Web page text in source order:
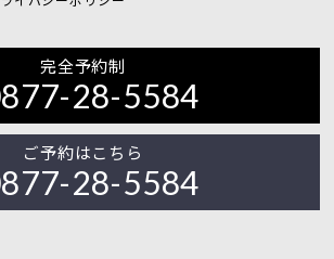
完全予約制
28-5584
ご予約はこちら
28-5584